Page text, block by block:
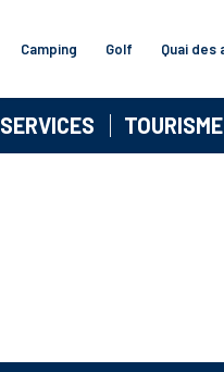
Camping Golf Quai des
SERVICES